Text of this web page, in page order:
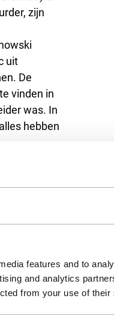
features and to
and analytics
from your use of
zijn
uit
De
vinden in
was. In
hebben
voorkomt
in het